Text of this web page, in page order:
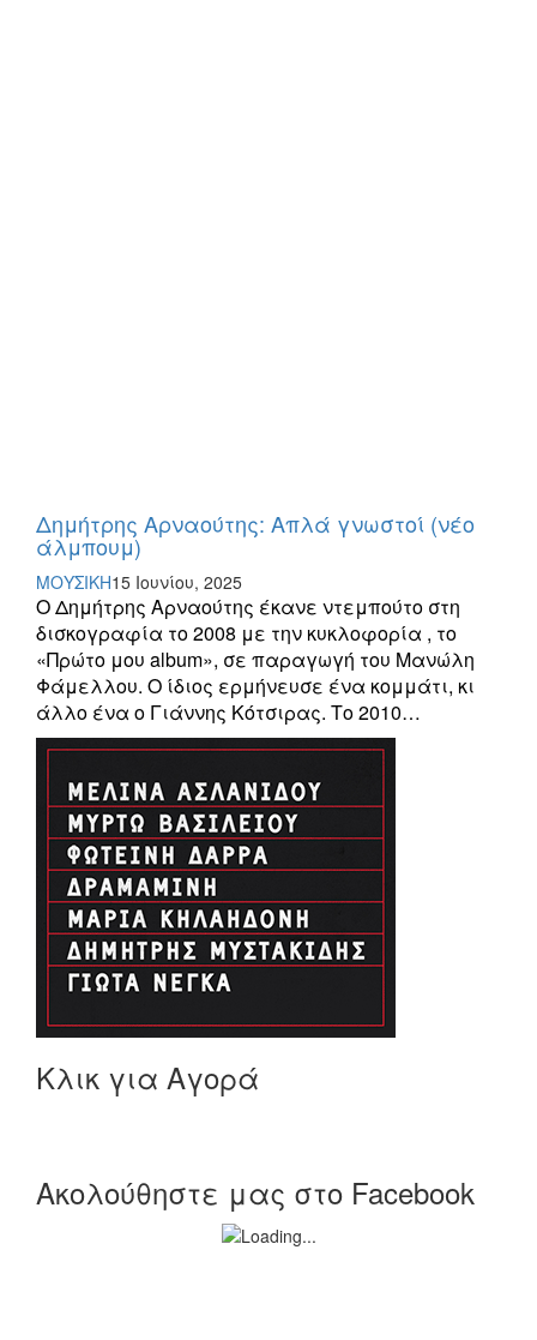
Δημήτρης Αρναούτης: Απλά γνωστοί (νέο
άλμπουμ)
ΜΟΥΣΙΚΗ15 Ιουνίου, 2025
Ο Δημήτρης Αρναούτης έκανε ντεμπούτο στη
δισκογραφία το 2008 με την κυκλοφορία , το
«Πρώτο μου album», σε παραγωγή του Μανώλη
Φάμελλου. Ο ίδιος ερμήνευσε ένα κομμάτι, κι
άλλο ένα ο Γιάννης Κότσιρας. Το 2010…
Κλικ για Αγορά
Ακολούθηστε μας στο Facebook